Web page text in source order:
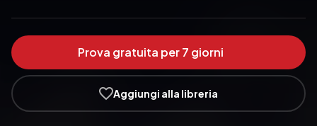
Prova gratuita per 7 giorni
Aggiungi alla libreria